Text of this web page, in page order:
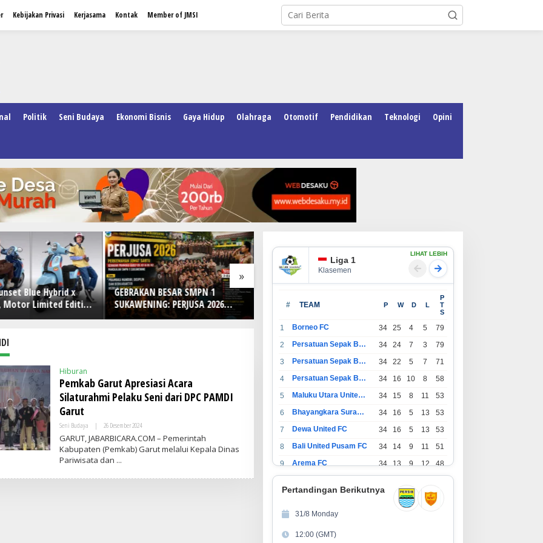
Kebijakan Privasi Kerjasama Kontak Member of JMSI
Politik Seni Budaya Ekonomi Bisnis Gaya Hidup Olahraga Otomotif Pendidikan Teknologi Opini
»
BESAR SMPN 1
PERJUSA 2026
DISIPLIN,
DI TENGAH BERATNYA
TANTANGAN DUNIA PERS! IWO
Indonesia Kota Bekasi Rayakan
Hadiah Menarik, Ini Syaratnya
Holding Perkebunan Nusantara
Dukung Penciptaan Lapangan
Kerja, PTPN I Serap 15–20 Ribu
Pekerja di Pabrik Tembakau
Hiburan
Pemkab Garut Apresiasi Acara
Silaturahmi Pelaku Seni dari DPC PAMDI
Garut
Seni Budaya | 26 Desember 2024O
L
E
H
M
GARUT, JABARBICARA.COM – Pemerintah
Kabupaten (Pemkab) Garut melalui Kepala Dinas
Pariwisata dan
Liga 1
Klasemen
LIHAT LEBIH
# TEAM P W D L
P
T
S
1 Borneo FC 34 25 4 5
79
2
Persatuan Sepak Bola Indonesia Bandung 34 24 7 3
79
3
Persatuan Sepak Bola Indonesia Jakarta 34 22 5 7
71
4
Persatuan Sepak Bola Surabaya 34 16 10 8
58
5
Maluku Utara United FC 34 15 8 11
53
6
Bhayangkara Surabaya United 34 16 5 13
53
7
Dewa United FC 34 16 5 13
53
8
Bali United Pusam FC 34 14 9 11
51
9
Arema FC 34 13 9 12
48
0
1
11 12 11
2
Pertandingan Berikutnya
31/8 Monday
12:00 (GMT)